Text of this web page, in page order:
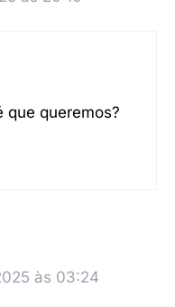
que queremos?
às 03:24